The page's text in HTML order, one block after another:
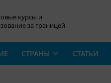
курсы и
за границей
СТРАНЫ СТАТЬИ